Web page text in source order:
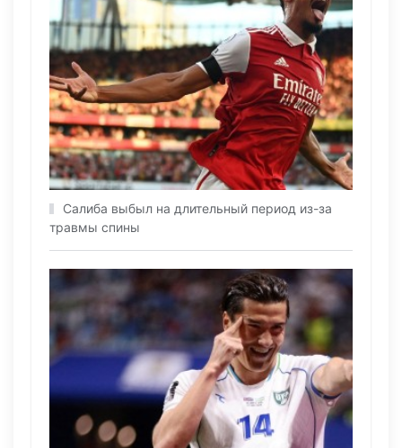
Салиба выбыл на длительный период из-за
травмы спины